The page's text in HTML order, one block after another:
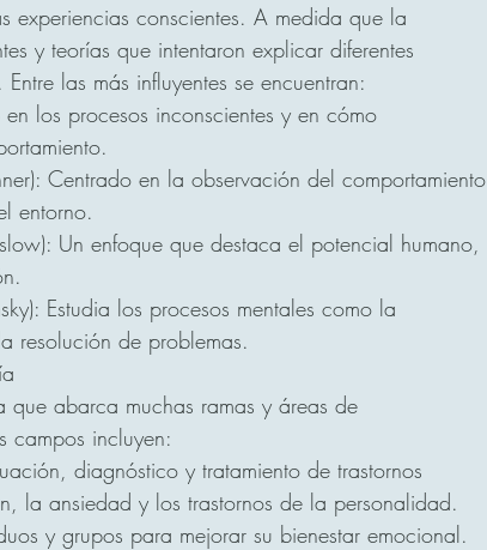
experiencias conscientes. A medida que la
y teorías que intentaron explicar diferentes
las más influyentes se encuentran:
los procesos inconscientes y en cómo
Centrado en la observación del comportamiento
entorno.
Un enfoque que destaca el potencial humano,
Estudia los procesos mentales como la
resolución de problemas.
que abarca muchas ramas y áreas de
campos incluyen:
diagnóstico y tratamiento de trastornos
la ansiedad y los trastornos de la personalidad.
y grupos para mejorar su bienestar emocional.